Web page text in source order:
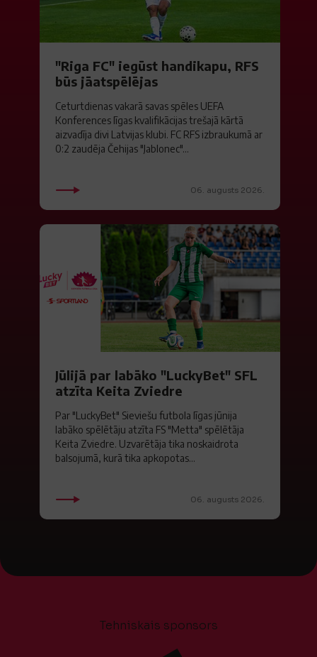
"Riga FC" iegūst handikapu, RFS
būs jāatspēlējas
Ceturtdienas vakarā savas spēles UEFA
Konferences līgas kvalifikācijas trešajā kārtā
aizvadīja divi Latvijas klubi. FC RFS izbraukumā ar
0:2 zaudēja Čehijas "Jablonec"...
06. augusts 2026.
Jūlijā par labāko "LuckyBet" SFL
atzīta Keita Zviedre
Par "LuckyBet" Sieviešu futbola līgas jūnija
labāko spēlētāju atzīta FS "Metta" spēlētāja
Keita Zviedre. Uzvarētāja tika noskaidrota
balsojumā, kurā tika apkopotas...
06. augusts 2026.
Tehniskais sponsors